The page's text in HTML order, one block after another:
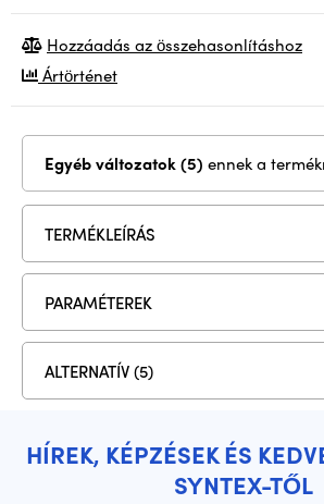
Hozzáadás az összehasonlításhoz
Ártörténet
Egyéb változatok (5) ennek a
TERMÉKLEÍRÁS
PARAMÉTEREK
ALTERNATÍV (5)
HÍREK, KÉPZÉSEK ÉS
SYNTEX-TŐL